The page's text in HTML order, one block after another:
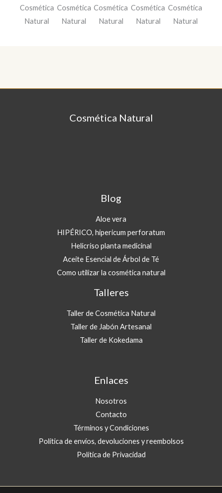
Cosmética Natural
Blog
Aloe vera
HIPÉRICO, hipericum perforatum
Helicriso planta medicinal
Aceite Esencial de Árbol de Té
Como utilizar la cosmética natural
Talleres
Taller de Cosmética Natural
Taller de Jabón Artesanal
Taller de Kokedama
Enlaces
Nosotros
Contacto
Términos y Condiciones
Política de envíos, devoluciones y reembolsos
Política de Privacidad